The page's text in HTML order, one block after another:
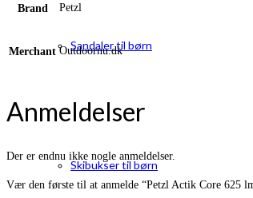
Sandaler til børn
Skibukser til børn
Brand Petzl
Merchant Outdoornu.dk
Anmeldelser
Der er endnu ikke nogle anmeldelser.
Vær den første til at anmelde “Petzl Actik Core 625